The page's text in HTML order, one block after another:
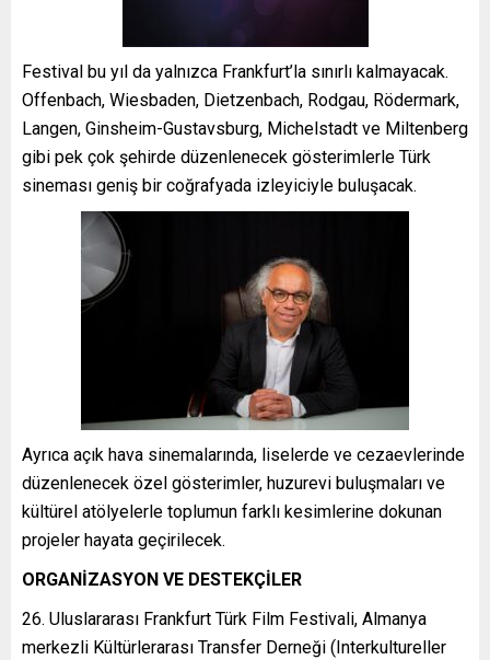
Festival bu yıl da yalnızca Frankfurt’la sınırlı kalmayacak.
Offenbach, Wiesbaden, Dietzenbach, Rodgau, Rödermark,
Langen, Ginsheim-Gustavsburg, Michelstadt ve Miltenberg
gibi pek çok şehirde düzenlenecek gösterimlerle Türk
sineması geniş bir coğrafyada izleyiciyle buluşacak.
Ayrıca açık hava sinemalarında, liselerde ve cezaevlerinde
düzenlenecek özel gösterimler, huzurevi buluşmaları ve
kültürel atölyelerle toplumun farklı kesimlerine dokunan
projeler hayata geçirilecek.
ORGANİZASYON VE DESTEKÇİLER
26. Uluslararası Frankfurt Türk Film Festivali, Almanya
merkezli Kültürlerarası Transfer Derneği (Interkultureller